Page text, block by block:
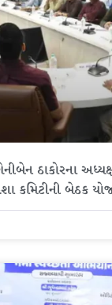
ઠાકોરના
કમિટીની બેઠક